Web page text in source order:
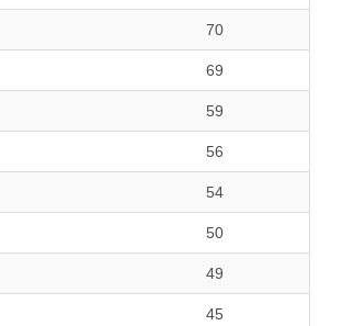
70
69
59
56
54
50
49
45